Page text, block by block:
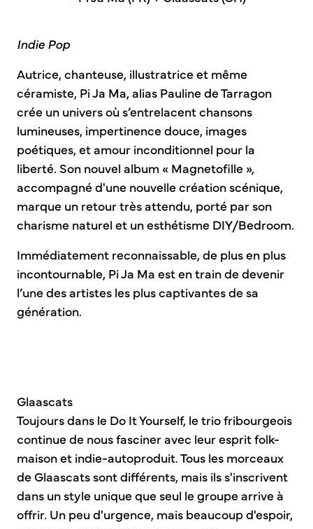
Indie Pop
Autrice, chanteuse, illustratrice et même
céramiste, Pi Ja Ma, alias Pauline de Tarragon
crée un univers où s’entrelacent chansons
lumineuses, impertinence douce, images
poétiques, et amour inconditionnel pour la
liberté. Son nouvel album « Magnetofille »,
accompagné d'une nouvelle création scénique,
marque un retour très attendu, porté par son
charisme naturel et un esthétisme DIY/Bedroom.
Immédiatement reconnaissable, de plus en plus
incontournable, Pi Ja Ma est en train de devenir
l’une des artistes les plus captivantes de sa
génération.
Glaascats
Toujours dans le Do It Yourself, le trio fribourgeois
continue de nous fasciner avec leur esprit folk-
maison et indie-autoproduit. Tous les morceaux
de Glaascats sont différents, mais ils s'inscrivent
dans un style unique que seul le groupe arrive à
offrir. Un peu d'urgence, mais beaucoup d'espoir,